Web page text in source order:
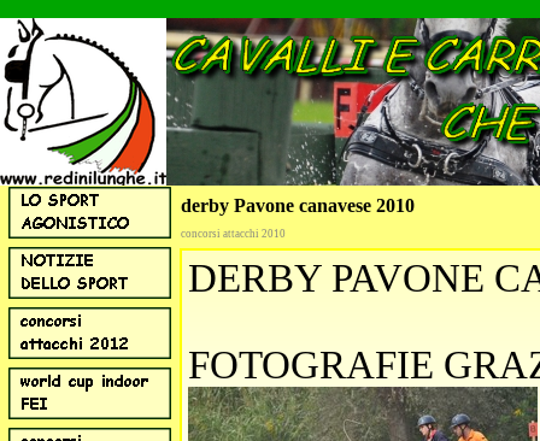
derby Pavone canavese 2010
concorsi attacchi 2010
DERBY PAVONE
FOTOGRAFIE